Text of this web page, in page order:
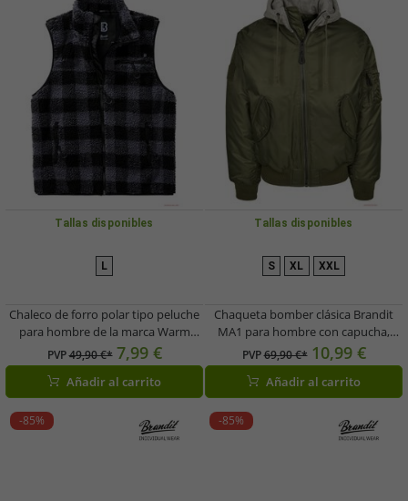
Tallas disponibles
L
Chaleco de forro polar tipo peluche
para hombre de la marca Warm
Brandit, negro y gris.
PVP49,90 €* 7,99 €
Añadir al carrito
Tallas disponibles
S XL XXL
Chaqueta bomber clásica Brandit
MA1 para hombre con capucha,
color verde oliva/gris.
PVP69,90 €* 10,99 €
Añadir al carrito
-85% -85%